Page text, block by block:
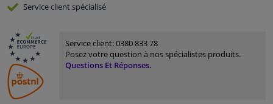
Serviceclient spécialisé
Service client:0380 833 78
Posez votre question à nos spécialistes produits.
Questions Et Réponses.